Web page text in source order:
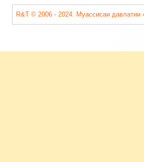
R&T © 2006 - 2024. Муассисаи давлатии